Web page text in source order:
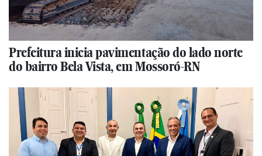
Prefeitura inicia pavimentação do lado norte
do bairro Bela Vista, em Mossoró-RN